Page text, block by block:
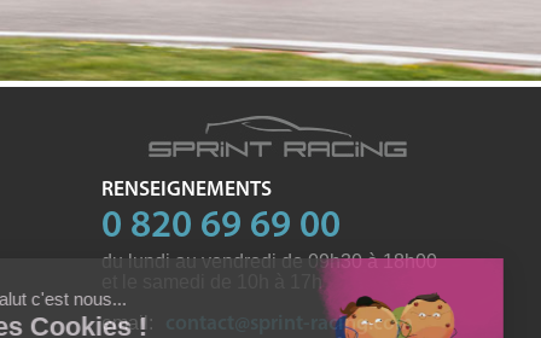
RENSEIGNEMENTS
0 820 69 69 00
du lundi au vendredi de 09h30 à 18h00
et le samedi de 10h à 17h
email:
contact@sprint-racing.com